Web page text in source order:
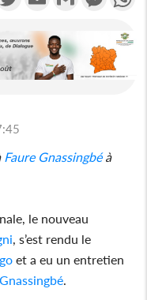
Faure Gnassingbéà
le nouveau
, s’est rendu le
et a eu un entretien
.